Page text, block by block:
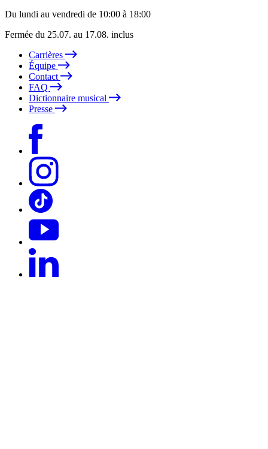
Du lundi au vendredi de 10:00 à 18:00
Fermée du 25.07. au 17.08. inclus
Carrières
Équipe
Contact
FAQ
Dictionnaire musical
Presse